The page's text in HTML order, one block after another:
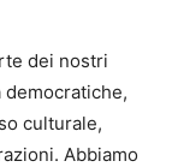
dei nostri
culturale,
Abbiamo